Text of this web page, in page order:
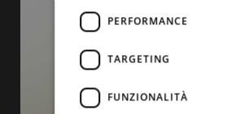
PERFORMANCE
TARGETING
FUNZIONALITÀ